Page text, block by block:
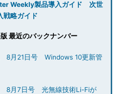
Weekly製品導入ガイド 次世
戦略ガイド
最近のバックナンバー
8月21日号 Windows 10更新管
8月7日号 光無線技術Li-Fiが